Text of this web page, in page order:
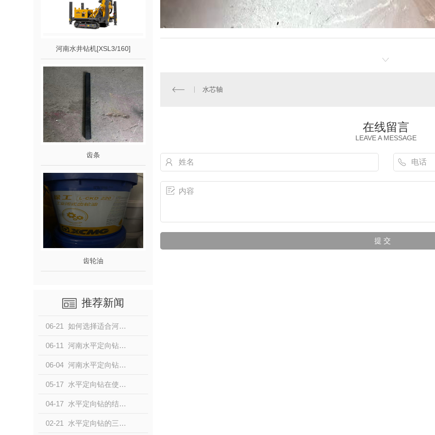
河南水井钻机[XSL3/160]
齿条
齿轮油
推荐新闻
06-21 如何选择适合河南水平定向钻机的配件？
06-11 河南水平定向钻机配件购买指南
06-04 河南水平定向钻机的关键配件有哪些？
05-17 水平定向钻在使用时需要注意的事项都有哪些？
04-17 水平定向钻的结构是什么呢？
02-21 水平定向钻的三个阶段过程是什么呢？
水芯轴
在线留言
LEAVE A MESSAGE